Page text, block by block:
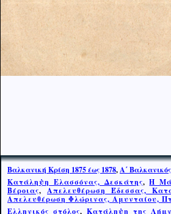
Βαλκανική Κρίση 1875 έως 1878,Α΄
Κατάληψη Ελασσόνας, Δεσκάτης,Η
Βέροιας,Απελευθέρωση Έδεσσας,
Απελευθέρωση Φλώρινας, Αμυνταίου,
Ελληνικός στόλος, Κατάληψη της